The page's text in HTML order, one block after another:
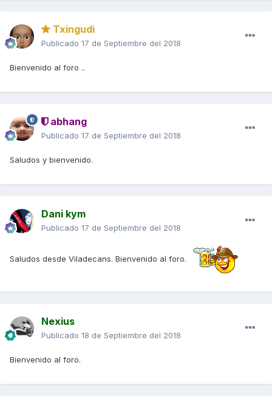
Txingudi
Publicado 17 de Septiembre del 2018
Bienvenido al foro ..
abhang
Publicado 17 de Septiembre del 2018
Saludos y bienvenido.
Dani kym
Publicado 17 de Septiembre del 2018
Saludos desde Viladecans. Bienvenido al foro.
Nexius
Publicado 18 de Septiembre del 2018
Bienvenido al foro.